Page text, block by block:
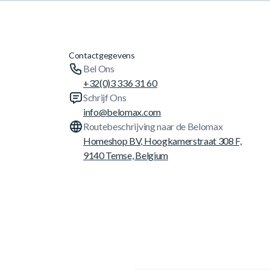
Contactgegevens
Bel Ons
+32(0)3 336 31 60
Schrijf Ons
info@belomax.com
Routebeschrijving naar de Belomax
Homeshop BV, Hoogkamerstraat 308 F,
9140 Temse, Belgium